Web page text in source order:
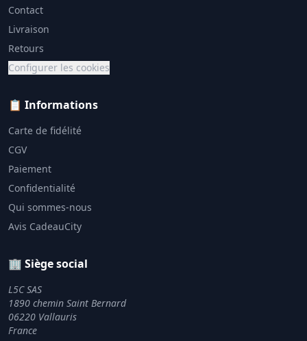
Contact
Livraison
Retours
Configurer les cookies
📋 Informations
Carte de fidélité
CGV
Paiement
Confidentialité
Qui sommes-nous
Avis CadeauCity
🏢 Siège social
L5C SAS
1890 chemin Saint Bernard
06220 Vallauris
France